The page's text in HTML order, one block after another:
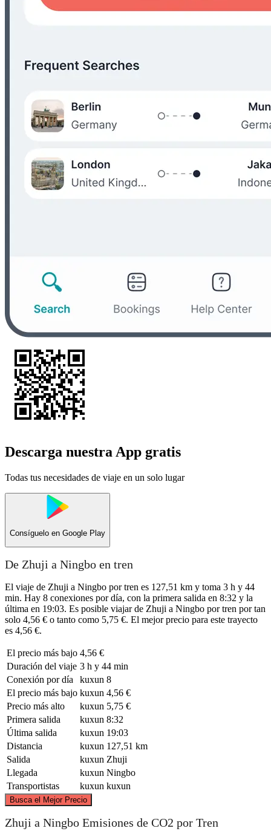
Descarga nuestra App gratis
Todas tus necesidades de viaje en un solo lugar
Consíguelo en Google Play
De Zhuji a Ningbo en tren
El viaje de Zhuji a Ningbo por tren es 127,51 km y toma 3 h y 44
min. Hay 8 conexiones por día, con la primera salida en 8:32 y la
última en 19:03. Es posible viajar de Zhuji a Ningbo por tren por tan
solo 4,56 € o tanto como 5,75 €. El mejor precio para este trayecto
es 4,56 €.
El precio más bajo 4,56 €
Duración del viaje 3 h y 44 min
Conexión por día
kuxun 8
El precio más bajo kuxun 4,56 €
Precio más alto
kuxun 5,75 €
Primera salida
kuxun 8:32
Última salida
kuxun 19:03
Distancia
kuxun 127,51 km
Salida
kuxun Zhuji
Llegada
kuxun Ningbo
Transportistas
kuxun kuxun
Busca el Mejor Precio
Zhuji a Ningbo Emisiones de CO2 por Tren